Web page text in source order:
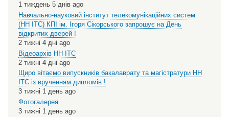
1 тиждень 5 днів ago
Навчально-науковий інститут телекомунікаційних систем
(НН ІТС) КПІ ім. Ігоря Сікорського запрошує на День
відкритих дверей !
2 тижні 4 дні ago
Відеоархів НН ІТС
2 тижні 4 дні ago
Щиро вітаємо випускників бакалаврату та магістратури НН
ІТС із врученням дипломів !
3 тижні 1 день ago
Фотогалерея
3 тижні 1 день ago